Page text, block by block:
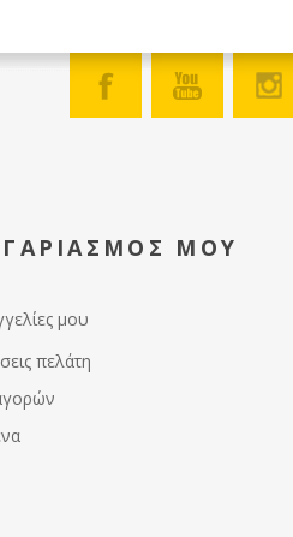
εύκολο στο χειρισμό. Τα
ανύψωσης ρυθμίζονται σε
πλάτος έτσι ώστε να
κατάλληλα ανάλογα με
ΜΟΥ
μου
πελάτη